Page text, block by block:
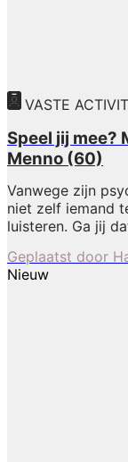
VASTE
Speel jij mee?
Menno (60)
Vanwege zijn
niet zelf iemand
luisteren. Ga jij
Geplaatst door
Nieuw